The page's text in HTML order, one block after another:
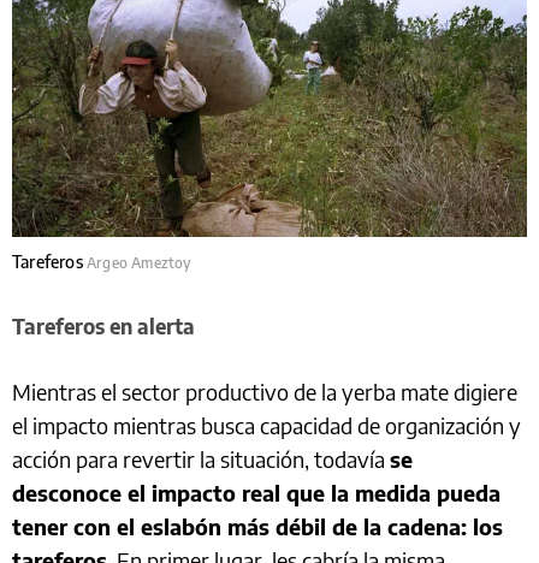
Tareferos Argeo Ameztoy
Tareferos en alerta
Mientras el sector productivo de la yerba mate digiere
el impacto mientras busca capacidad de organización y
acción para revertir la situación, todavía se
desconoce el impacto real que la medida pueda
tener con el eslabón más débil de la cadena: los